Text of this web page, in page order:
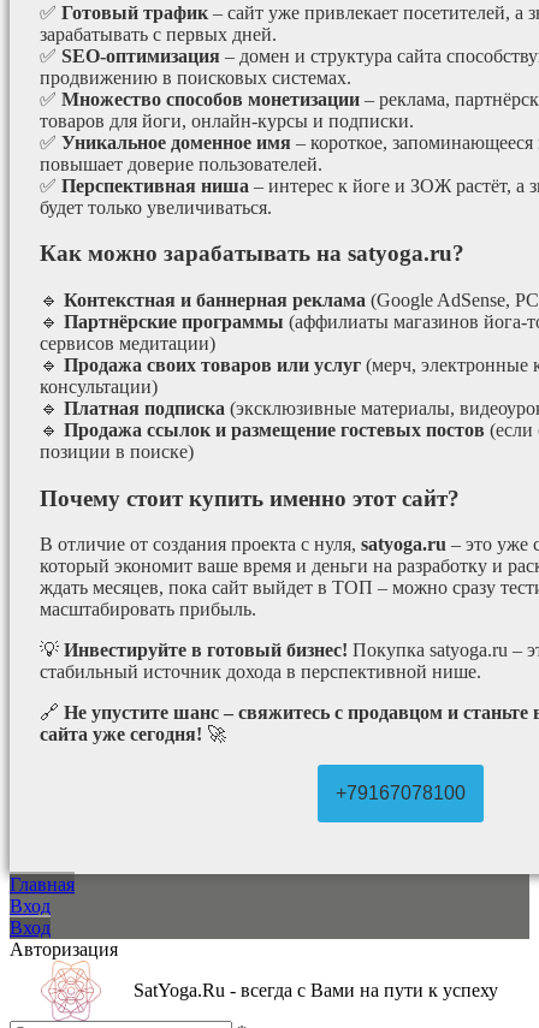
✅ Готовый трафик – сайт уже привлекает посетителей, а
зарабатывать с первых дней.
✅ SEO-оптимизация – домен и структура сайта
продвижению в поисковых системах.
✅ Множество способов монетизации – реклама,
товаров для йоги, онлайн-курсы и подписки.
✅ Уникальное доменное имя – короткое, запоминающееся
повышает доверие пользователей.
✅ Перспективная ниша – интерес к йоге и ЗОЖ растёт, а
будет только увеличиваться.
Как можно зарабатывать на satyoga.ru?
🔹 Контекстная и баннерная реклама (Google AdSense,
🔹 Партнёрские программы (аффилиаты магазинов йога-
сервисов медитации)
🔹 Продажа своих товаров или услуг (мерч, электронные
консультации)
🔹 Платная подписка (эксклюзивные материалы,
🔹 Продажа ссылок и размещение гостевых постов (если
позиции в поиске)
Почему стоит купить именно этот сайт?
В отличие от создания проекта с нуля, satyoga.ru – это уже
который экономит ваше время и деньги на разработку и
ждать месяцев, пока сайт выйдет в ТОП – можно сразу
масштабировать прибыль.
💡 Инвестируйте в готовый бизнес! Покупка satyoga.ru –
стабильный источник дохода в перспективной нише.
🔗 Не упустите шанс – свяжитесь с продавцом и
сайта уже сегодня! 🚀
+79167078100
Главная
Вход
Вход
Авторизация
SatYoga.Ru - всегда с Вами на пути к успеху